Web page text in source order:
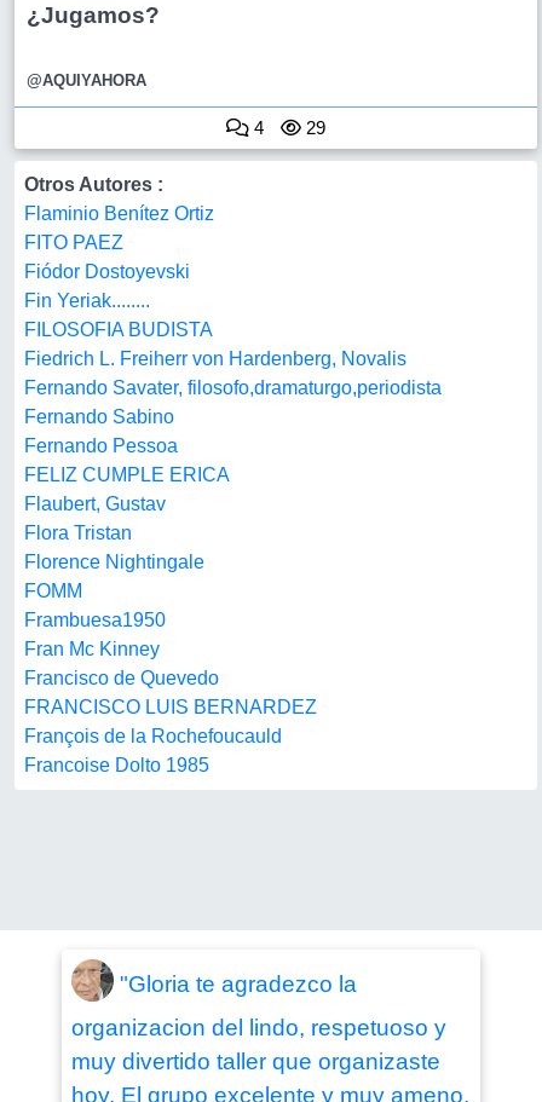
¿Jugamos?
@AQUIYAHORA
4 29
Otros Autores :
Flaminio Benítez Ortiz
FITO PAEZ
Fiódor Dostoyevski
Fin Yeriak........
FILOSOFIA BUDISTA
Fiedrich L. Freiherr von Hardenberg, Novalis
Fernando Savater, filosofo,dramaturgo,periodista
Fernando Sabino
Fernando Pessoa
FELIZ CUMPLE ERICA
Flaubert, Gustav
Flora Tristan
Florence Nightingale
FOMM
Frambuesa1950
Fran Mc Kinney
Francisco de Quevedo
FRANCISCO LUIS BERNARDEZ
François de la Rochefoucauld
Francoise Dolto 1985
"Gloria te agradezco la
organizacion del lindo, respetuoso y
muy divertido taller que organizaste
hoy. El grupo excelente y muy ameno.